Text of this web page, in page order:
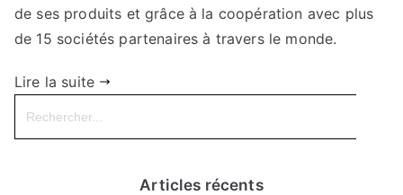
de ses produits et grâce à la coopération avec plus
de 15 sociétés partenaires à travers le monde.
Lire la suite
Search
for:
Articles récents